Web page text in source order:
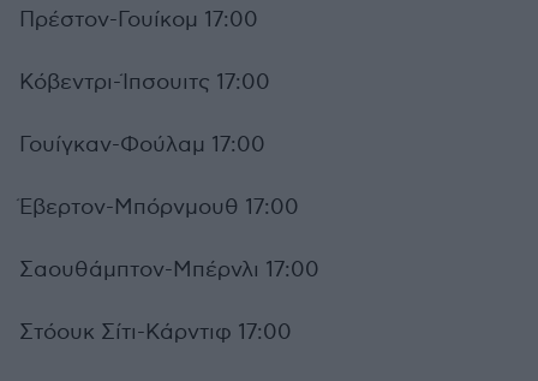
Πρέστον-Γουίκομ 17:00
Κόβεντρι-Ίπσουιτς 17:00
Γουίγκαν-Φούλαμ 17:00
Έβερτον-Μπόρνμουθ 17:00
Σαουθάμπτον-Μπέρνλι 17:00
Στόουκ Σίτι-Κάρντιφ 17:00